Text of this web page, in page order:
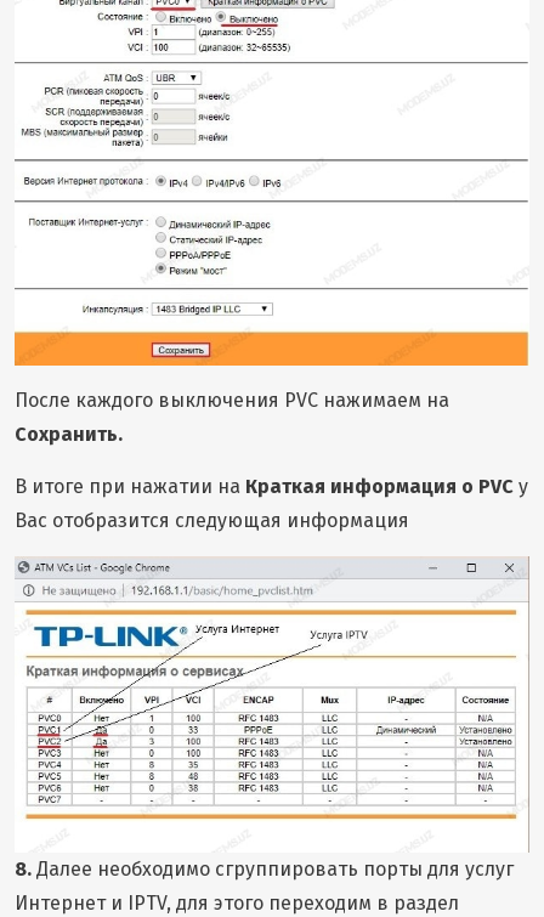
После каждого выключения PVC нажимаем на
Сохранить.
В итоге при нажатии на Краткая информация о PVC у
Вас отобразится следующая информация
8. Далее необходимо сгруппировать порты для услуг
Интернет и IPTV, для этого переходим в раздел